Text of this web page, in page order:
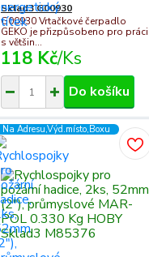
Sklad3 G00930
G00930 Vrtačkové čerpadlo
GEKO je přizpůsobeno pro práci
s většin...
118 Kč/Ks
Do košíku
Na Adresu,Výd.místo,Boxu